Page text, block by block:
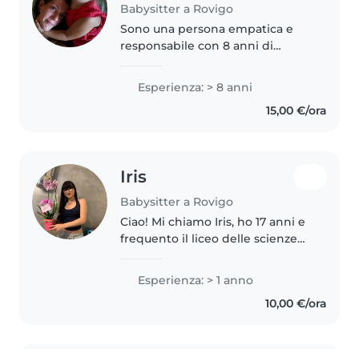
Babysitter a Rovigo
Sono una persona empatica e
responsabile con 8 anni di
in età prescolare, scolare e
adolescenti. Con il mio
background artistico, amo
Esperienza: > 8 anni
15,00 €/ora
Iris
Babysitter a Rovigo
Ciao! Mi chiamo Iris, ho 17 anni e
frequento il liceo delle scienze
sportiva, solare e creativa. Amo
passare il tempo insieme ai
Esperienza: > 1 anno
10,00 €/ora